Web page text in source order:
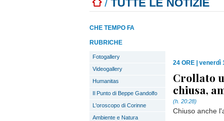
/ TUTTE LE NOTIZIE
CHE TEMPO FA
RUBRICHE
Fotogallery
Videogallery
Humanitas
Il Punto di Beppe Gandolfo
L'oroscopo di Corinne
Ambiente e Natura
24 ORE venerdì
Crollato
chiusa,
(h. 20:28)
Chiuso anche